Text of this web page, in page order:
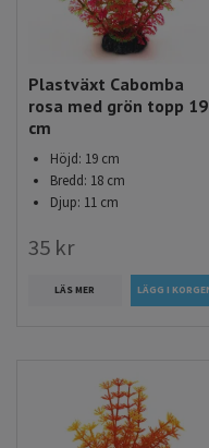
Plastväxt Cabomba
rosa med grön topp 19
cm
Höjd: 19 cm
Bredd: 18 cm
Djup: 11 cm
35 kr
LÄS MER